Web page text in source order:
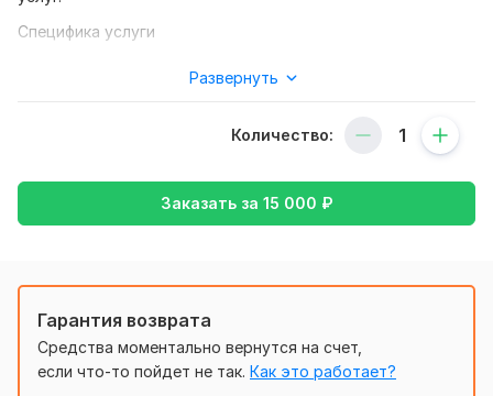
Специфика услуги
- необходимость разработки технического решения или
схемы подключения для монтажа сетей
- наличие допусков, СРО
Разработаем структуру рекламных кампаний, баннеров,
проработаем объявления с учетом ваших преимуществ.
Развернуть
Количество:
Заказать за 15 000 ₽
Гарантия возврата
Средства моментально вернутся на счет,
если что-то пойдет не так. Как это работает?